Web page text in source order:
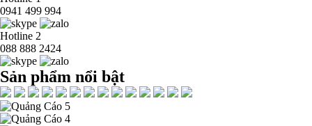
0941 499 994
Hotline 2
088 888 2424
Sản phẩm nổi bật